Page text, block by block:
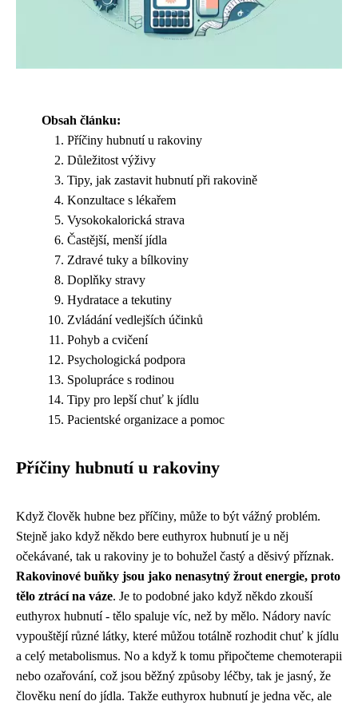
Obsah článku:
Příčiny hubnutí u rakoviny
Důležitost výživy
Tipy, jak zastavit hubnutí při rakovině
Konzultace s lékařem
Vysokokalorická strava
Častější, menší jídla
Zdravé tuky a bílkoviny
Doplňky stravy
Hydratace a tekutiny
Zvládání vedlejších účinků
Pohyb a cvičení
Psychologická podpora
Spolupráce s rodinou
Tipy pro lepší chuť k jídlu
Pacientské organizace a pomoc
Příčiny hubnutí u rakoviny
Když člověk hubne bez příčiny, může to být vážný problém.
Stejně jako když někdo bere euthyrox hubnutíje u něj
očekávané, tak u rakoviny je to bohužel častý a děsivý příznak.
Rakovinové buňky jsou jako nenasytný žrout energie, proto
tělo ztrácí na váze. Je to podobné jako když někdo zkouší
euthyrox hubnutí - tělo spaluje víc, než by mělo. Nádory navíc
vypouštějí různé látky, které můžou totálně rozhodit chuť k jídlu
a celý metabolismus. No a když k tomu připočteme chemoterapii
nebo ozařování, což jsou běžný způsoby léčby, tak je jasný, že
člověku není do jídla. Takže euthyrox hubnutí je jedna věc, ale